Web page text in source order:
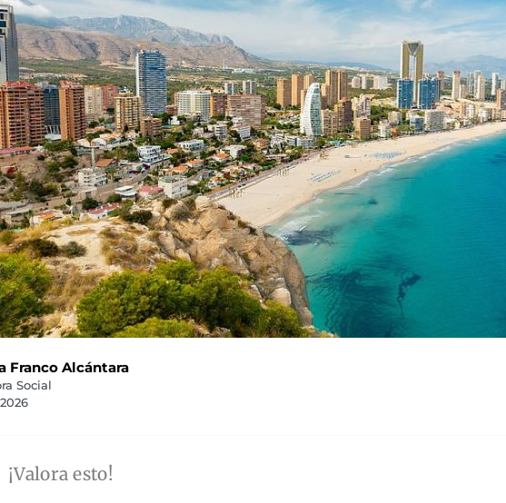
Franco Alcántara
Social
¡Valora esto!